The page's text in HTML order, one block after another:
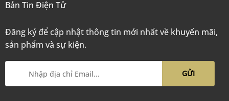
Bản Tin Điện Tử
Đăng ký để cập nhật thông tin mới nhất về khuyến mãi,
sản phẩm và sự kiện.